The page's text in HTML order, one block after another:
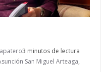
3 minutos de lectura
San Miguel Arteaga,